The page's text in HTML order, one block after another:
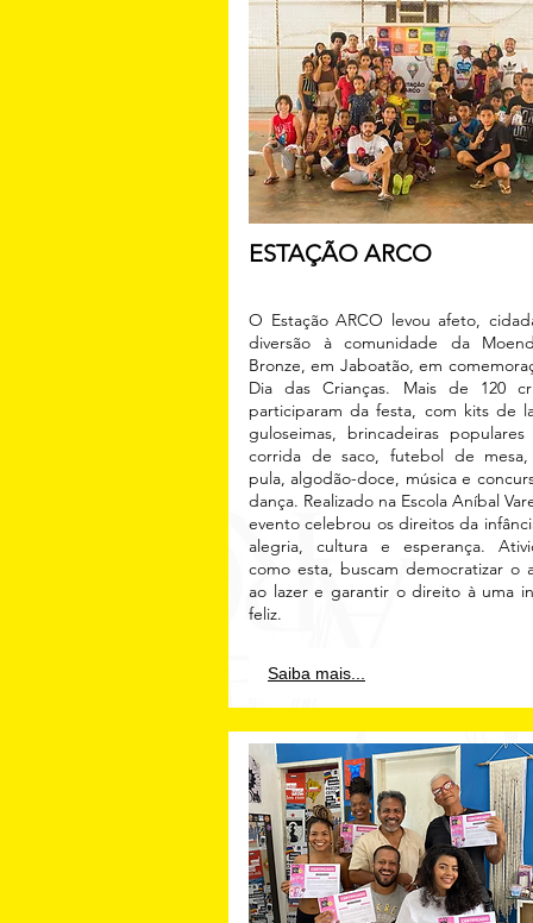
ESTAÇÃO ARCO
O Estação ARCO levou afeto,
diversão à comunidade da
Bronze, em Jaboatão, em
Dia das Crianças. Mais de 120
participaram da festa, com kits de
guloseimas, brincadeiras
corrida de saco, futebol de
pula, algodão-doce, música e
dança. Realizado na Escola Aníbal
evento celebrou os direitos da
alegria, cultura e esperança.
como esta, buscam democratizar o
ao lazer e garantir o direito à uma
feliz.
Saiba mais...